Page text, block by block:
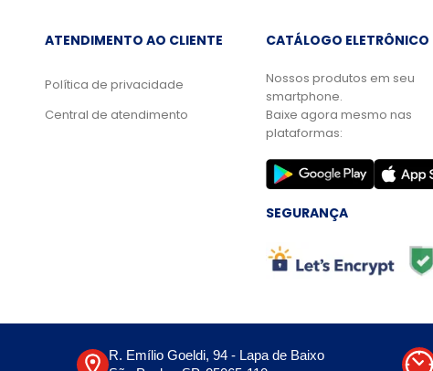
ATENDIMENTO AO CLIENTE
Política de privacidade
Central de atendimento
CATÁLOGO ELETRÔNICO
Nossos produtos em seu
smartphone.
Baixe agora mesmo nas
plataformas:
SEGURANÇA
R. Emílio Goeldi, 94 - Lapa de Baixo